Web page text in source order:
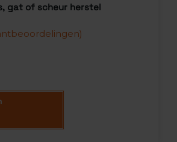
gat of scheur herstel